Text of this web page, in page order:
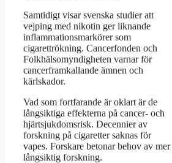
Samtidigt visar svenska studier att
vejping med nikotin ger liknande
inflammationsmarkörer som
cigarettrökning. Cancerfonden och
Folkhälsomyndigheten varnar för
cancerframkallande ämnen och
kärlskador.
Vad som fortfarande är oklart är de
långsiktiga effekterna på cancer- och
hjärtsjukdomsrisk. Decennier av
forskning på cigaretter saknas för
vapes. Forskare betonar behov av mer
långsiktig forskning.